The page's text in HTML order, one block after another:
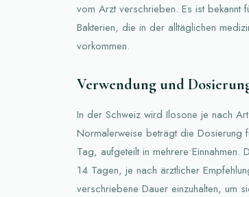
vom Arzt verschrieben. Es ist bekannt
Bakterien, die in der alltäglichen
vorkommen.
Verwendung und
In der Schweiz wird Ilosone je nach
Normalerweise beträgt die
Tag, aufgeteilt in mehrere
14 Tagen, je nach ärztlicher
verschriebene Dauer einzuhalten, um